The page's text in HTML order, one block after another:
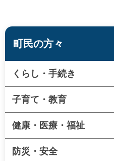
町民の方々
くらし・手続き
子育て・教育
健康・医療・福祉
防災・安全